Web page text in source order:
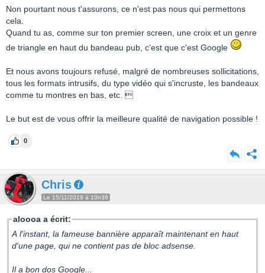
Non pourtant nous t'assurons, ce n'est pas nous qui permettons
cela.
Quand tu as, comme sur ton premier screen, une croix et un genre
de triangle en haut du bandeau pub, c'est que c'est Google
Et nous avons toujours refusé, malgré de nombreuses sollicitations,
tous les formats intrusifs, du type vidéo qui s'incruste, les bandeaux
comme tu montres en bas, etc. 
Le but est de vous offrir la meilleure qualité de navigation possible !
0
Chris
Le 15/11/2019 à 10h36
aloooa a écrit:
A l'instant, la fameuse bannière apparaît maintenant en haut
d'une page, qui ne contient pas de bloc adsense.
Il a bon dos Google...